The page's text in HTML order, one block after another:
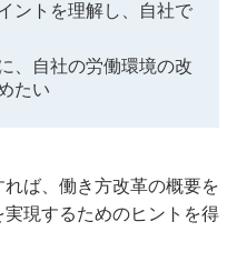
ントを理解し、自社で
、自社の労働環境の改
たい
ば、働き方改革の概要を
現するためのヒントを得